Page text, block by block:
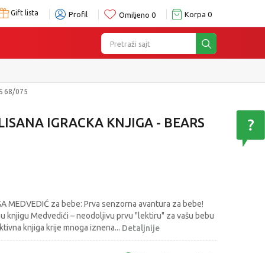
Gift lista Profil Omiljeno 0 Korpa 0
Pretraži sajt
68/075
IGRACKA KNJIGA - BEARS
MEDVEDIĆ za bebe: Prva senzorna avantura za bebe!
knjigu Medvedići – neodoljivu prvu "lektiru" za vašu bebu
knjiga krije mnoga iznena... Detaljnije